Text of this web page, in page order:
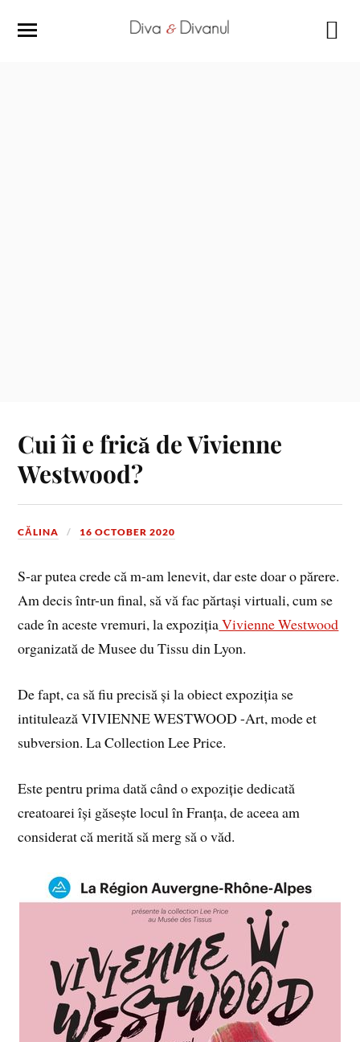
Cui îi e frică de Vivienne
Westwood?
CĂLINA 16 OCTOBER 2020
S-ar putea crede că m-am lenevit, dar este doar o părere.
Am decis într-un final, să vă fac părtași virtuali, cum se
cade în aceste vremuri, la expozițiaVivienne Westwood
organizată de Musee du Tissu din Lyon.
De fapt, ca să fiu precisă și la obiect expoziția se
intitulează VIVIENNE WESTWOOD -Art, mode et
subversion. La Collection Lee Price.
Este pentru prima dată când o expoziție dedicată
creatoarei își găsește locul în Franța, de aceea am
considerat că merită să merg să o văd.